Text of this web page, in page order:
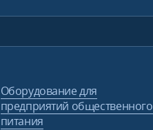
Оборудование для
предприятий общественного
питания